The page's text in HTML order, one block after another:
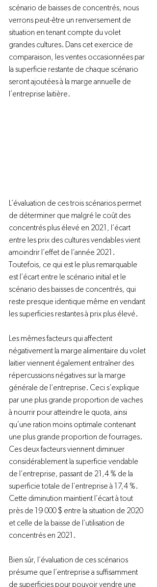
scénario de baisses de concentrés, nous
verrons peut-être un renversement de
situation en tenant compte du volet
grandes cultures. Dans cet exercice de
comparaison, les ventes occasionnées par
la superficie restante de chaque scénario
seront ajoutées à la marge annuelle de
l’entreprise laitière.
L’évaluation de ces trois scénarios permet
de déterminer que malgré le coût des
concentrés plus élevé en 2021, l’écart
entre les prix des cultures vendables vient
amoindrir l’effet de l’année 2021.
Toutefois, ce qui est le plus remarquable
est l’écart entre le scénario initial et le
scénario des baisses de concentrés, qui
reste presque identique même en vendant
les superficies restantes à prix plus élevé.
Les mêmes facteurs qui affectent
négativement la marge alimentaire du volet
laitier viennent également entraîner des
répercussions négatives sur la marge
générale de l’entreprise. Ceci s’explique
par une plus grande proportion de vaches
à nourrir pour atteindre le quota, ainsi
qu’une ration moins optimale contenant
une plus grande proportion de fourrages.
Ces deux facteurs viennent diminuer
considérablement la superficie vendable
de l’entreprise, passant de 21,4 % de la
superficie totale de l’entreprise à 17,4 %.
Cette diminution maintient l’écart à tout
près de 19 000 $ entre la situation de 2020
et celle de la baisse de l’utilisation de
concentrés en 2021.
Bien sûr, l’évaluation de ces scénarios
présume que l’entreprise a suffisamment
de superficies pour pouvoir vendre une